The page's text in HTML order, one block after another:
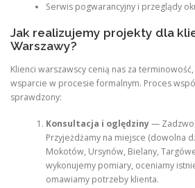
Serwis pogwarancyjny i przeglądy
Jak realizujemy projekty dla
Warszawy?
Klienci warszawscy cenią nas za
wsparcie w procesie formalnym. Proces
sprawdzony:
Konsultacja i oględziny—
Przyjeżdżamy na miejsce (dowolna
Mokotów, Ursynów, Bielany,
wykonujemy pomiary, oceniamy
omawiamy potrzeby klienta.